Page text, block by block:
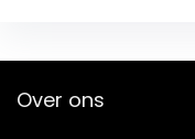
Over ons